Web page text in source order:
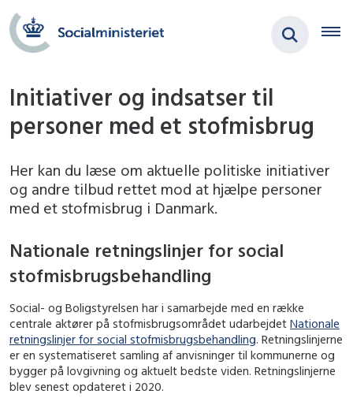
Initiativer og indsatser til
personer med et stofmisbrug
Her kan du læse om aktuelle politiske initiativer
og andre tilbud rettet mod at hjælpe personer
med et stofmisbrug i Danmark.
Nationale retningslinjer for social
stofmisbrugsbehandling
Social- og Boligstyrelsen har i samarbejde med en række
centrale aktører på stofmisbrugsområdet udarbejdet Nationale
retningslinjer for social stofmisbrugsbehandling. Retningslinjerne
er en systematiseret samling af anvisninger til kommunerne og
bygger på lovgivning og aktuelt bedste viden. Retningslinjerne
blev senest opdateret i 2020.